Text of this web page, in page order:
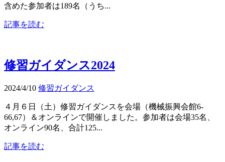
含めた参加者は189名（うち...
記事を読む
修習ガイダンス2024
2024/4/10 修習ガイダンス
４月６日（土）修習ガイダンスを会場（機械振興会館6-
66,67）＆オンラインで開催しました。参加者は会場35名、
オンライン90名、合計125...
記事を読む